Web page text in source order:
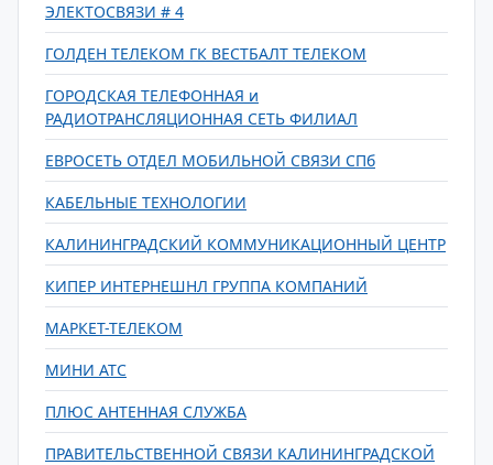
ЭЛЕКТОСВЯЗИ # 4
ГОЛДЕН ТЕЛЕКОМ ГК ВЕСТБАЛТ ТЕЛЕКОМ
ГОРОДСКАЯ ТЕЛЕФОННАЯ и
РАДИОТРАНСЛЯЦИОННАЯ СЕТЬ ФИЛИАЛ
ЕВРОСЕТЬ ОТДЕЛ МОБИЛЬНОЙ СВЯЗИ СПб
КАБЕЛЬНЫЕ ТЕХНОЛОГИИ
КАЛИНИНГРАДСКИЙ КОММУНИКАЦИОННЫЙ ЦЕНТР
КИПЕР ИНТЕРНЕШНЛ ГРУППА КОМПАНИЙ
МАРКЕТ-ТЕЛЕКОМ
МИНИ АТС
ПЛЮС АНТЕННАЯ СЛУЖБА
ПРАВИТЕЛЬСТВЕННОЙ СВЯЗИ КАЛИНИНГРАДСКОЙ